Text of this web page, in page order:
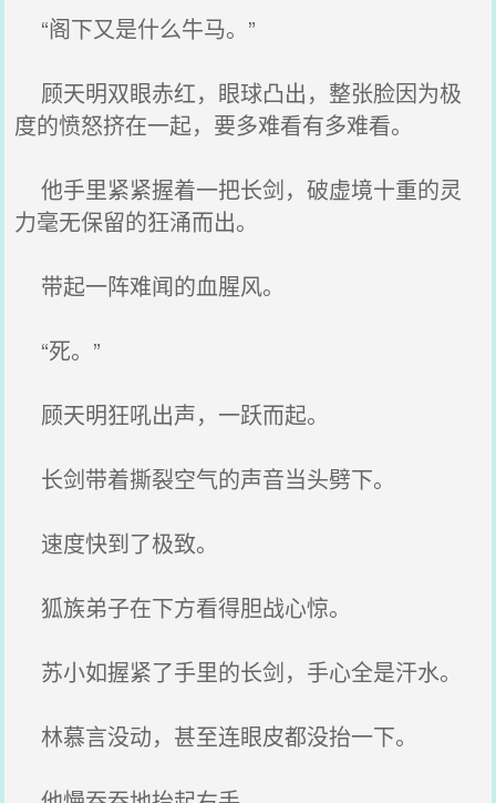
“阁下又是什么牛马。”
顾天明双眼赤红，眼球凸出，整张脸因为极
度的愤怒挤在一起，要多难看有多难看。
他手里紧紧握着一把长剑，破虚境十重的灵
力毫无保留的狂涌而出。
带起一阵难闻的血腥风。
“死。”
顾天明狂吼出声，一跃而起。
长剑带着撕裂空气的声音当头劈下。
速度快到了极致。
狐族弟子在下方看得胆战心惊。
苏小如握紧了手里的长剑，手心全是汗水。
林慕言没动，甚至连眼皮都没抬一下。